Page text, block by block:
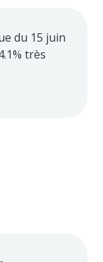
du 15 juin
très